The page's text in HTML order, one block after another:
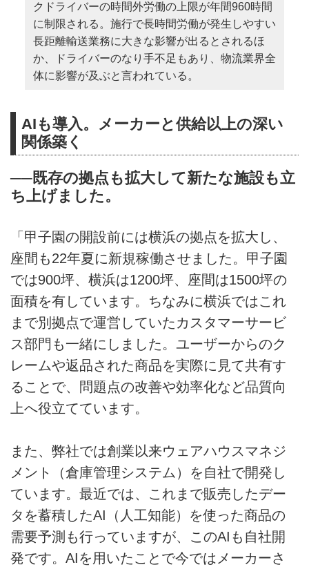
クドライバーの時間外労働の上限が年間960時間
に制限される。施行で長時間労働が発生しやすい
長距離輸送業務に大きな影響が出るとされるほ
か、ドライバーのなり手不足もあり、物流業界全
体に影響が及ぶと言われている。
AIも導入。メーカーと供給以上の深い
関係築く
──既存の拠点も拡大して新たな施設も立
ち上げました。
「甲子園の開設前には横浜の拠点を拡大し、
座間も22年夏に新規稼働させました。甲子園
では900坪、横浜は1200坪、座間は1500坪の
面積を有しています。ちなみに横浜ではこれ
まで別拠点で運営していたカスタマーサービ
ス部門も一緒にしました。ユーザーからのク
レームや返品された商品を実際に見て共有す
ることで、問題点の改善や効率化など品質向
上へ役立てています。
また、弊社では創業以来ウェアハウスマネジ
メント（倉庫管理システム）を自社で開発し
ています。最近では、これまで販売したデー
タを蓄積したAI（人工知能）を使った商品の
需要予測も行っていますが、このAIも自社開
発です。AIを用いたことで今ではメーカーさ